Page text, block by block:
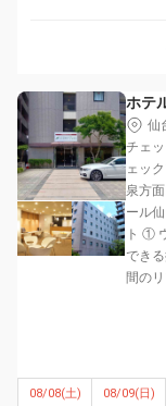
ホテ
仙
チェ
ェッ
泉方
ール
ト ①
でき
間の
08/08(土) 08/09(日)